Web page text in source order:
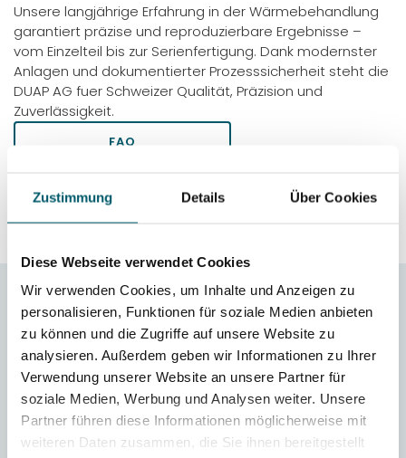
Zustimmung Details Über Cookies
Diese Webseite verwendet Cookies
Wir verwenden Cookies, um Inhalte und Anzeigen zu
personalisieren, Funktionen für soziale Medien anbieten
zu können und die Zugriffe auf unsere Website zu
analysieren. Außerdem geben wir Informationen zu Ihrer
Verwendung unserer Website an unsere Partner für
soziale Medien, Werbung und Analysen weiter. Unsere
Partner führen diese Informationen möglicherweise mit
weiteren Daten zusammen, die Sie ihnen bereitgestellt
Unsere langjährige Erfahrung in der Wärmebehandlung
garantiert präzise und reproduzierbare Ergebnisse –
vom Einzelteil bis zur Serienfertigung. Dank modernster
Anlagen und dokumentierter Prozesssicherheit steht die
DUAP AG fuer Schweizer Qualität, Präzision und
Zuverlässigkeit.
FAQ
STÄHLE IN DER ÜBERSICHT
FAQ Pulvermetallurgische Stähle
Welche Vorteile bietet das Vakuumhärten von
Vanadis 4 Extra?
Vanadis 4 Extra SuperClean ist ein Werkzeugstahl,
der hohe Verschleissfestigkeit mit einer sehr guten
Duktilität und einem sehr hohen Widerstand gegen